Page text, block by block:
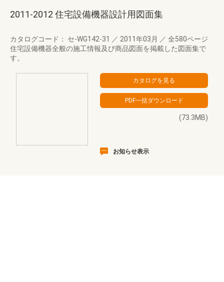
2011-2012 住宅設備機器設計用図面集
カタログコード： セ-WG142-31 ／ 2011年03月 ／ 全580ページ
住宅設備機器全般の施工情報及び商品図面を掲載した図面集で
す。
(73.3MB)
お知らせ表示